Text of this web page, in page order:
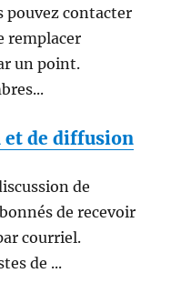
pouvez contacter
remplacer
un point.
et de diffusion
de
de recevoir
courriel.
de ...